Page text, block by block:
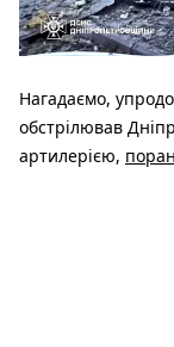
Нагадаємо,
обстрілював
артилерією,